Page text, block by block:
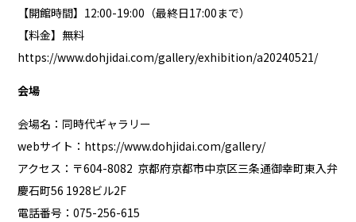
【開館時間】12:00-19:00（最終日17:00まで）
【料金】無料
https://www.dohjidai.com/gallery/exhibition/a20240521/
会場
会場名：同時代ギャラリー
webサイト： https://www.dohjidai.com/gallery/
アクセス：〒604-8082 京都府京都市中京区三条通御幸町東入弁
慶石町56 1928ビル2F
電話番号：075-256-615